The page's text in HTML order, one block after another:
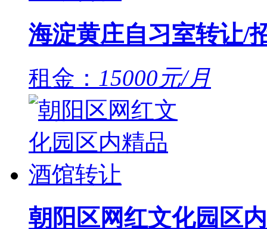
海淀黄庄自习室转让/
租金： 15000元/月
朝阳区网红文化园区